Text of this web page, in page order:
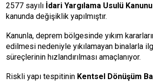
2577 sayılı İdari Yargılama Usulü Kanunu
kanunda değişiklik yapılmıştır.
Kanunla, deprem bölgesinde yıkım
edilmesi nedeniyle yıkılamayan binalarla
süreçlerinin hızlandırılması amaçlanıyor.
Riskli yapı tespitinin Kentsel Dönüşüm